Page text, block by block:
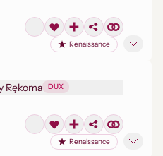
Renaissance
Rękoma DUX
Renaissance